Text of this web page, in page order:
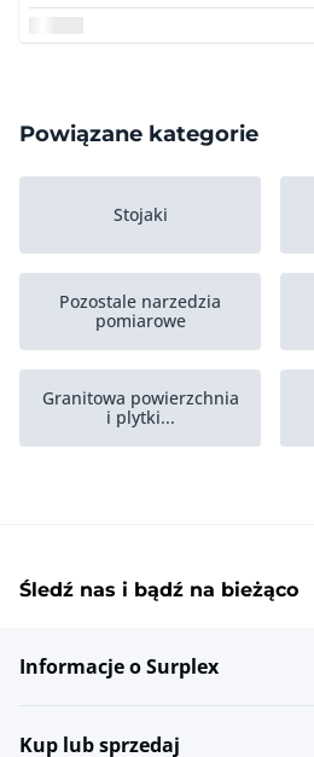
Powiązane kategorie
Stojaki
Pozostale narzedzia
pomiarowe
Granitowa powierzchnia
i plytki...
Mikrometry wewnetrzne
Śledź nas i bądź na bieżąco
Informacje o Surplex
Kup lub sprzedaj